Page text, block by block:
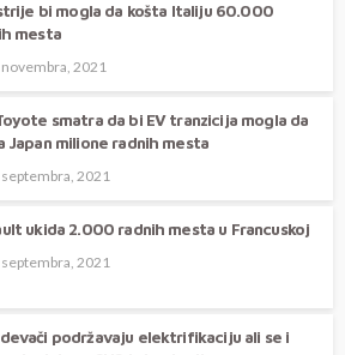
bi mogla da košta Italiju 60.000
mesta
2021
smatra da bi EV tranzicija mogla da
Japan milione radnih mesta
2021
ukida 2.000 radnih mesta u Francuskoj
septembra, 2021
podržavaju elektrifikaciju ali se i